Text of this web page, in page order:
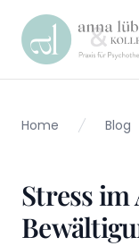
Praxis
Home Blog
Stress